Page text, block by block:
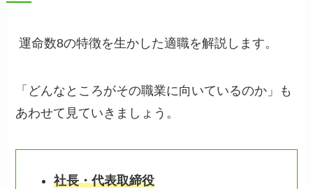
運命数8の特徴を生かした適職を解説します。
「どんなところがその職業に向いているのか」も
あわせて見ていきましょう。
社長・代表取締役